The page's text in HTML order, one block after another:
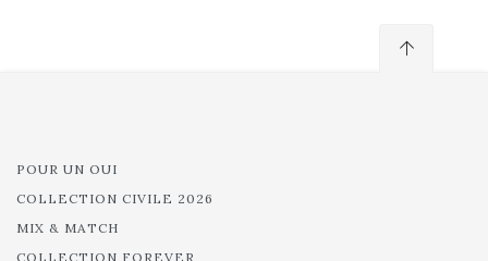
POUR UN OUI
COLLECTION CIVILE 2026
MIX & MATCH
COLLECTION FOREVER